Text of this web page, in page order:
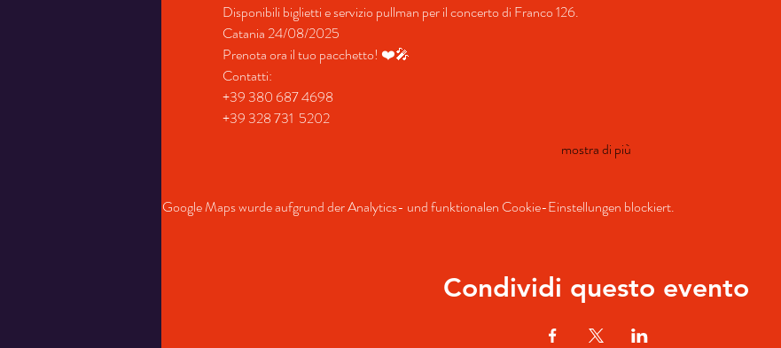
Disponibili biglietti e servizio pullman per il concerto di Franco 126.
Catania 24/08/2025
Prenota ora il tuo pacchetto! ❤️🎤
Contatti:
+39 380 687 4698
+39 328 731  5202
mostra di più
Google Maps wurde aufgrund der Analytics- und funktionalen Cookie-Einstellungen blockiert.
Condividi questo evento